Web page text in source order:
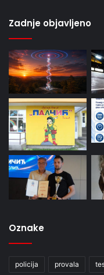
Zadnje objavljeno
Oznake
policija provala